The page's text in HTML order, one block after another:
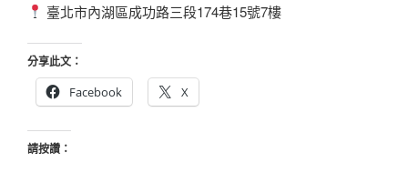
臺北市內湖區成功路三段174巷15號7樓
分享此文：
Facebook
X
請按讚：